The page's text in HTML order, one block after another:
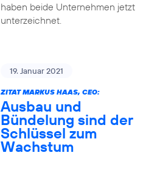
haben beide Unternehmen jetzt
unterzeichnet.
19. Januar 2021
ZITAT MARKUS HAAS, CEO:
Ausbau und
Bündelung sind der
Schlüssel zum
Wachstum